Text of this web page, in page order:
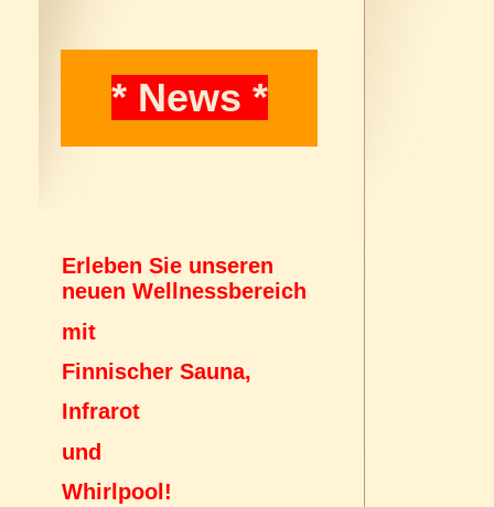
* News *
Erleben Sie unseren
neuen Wellnessbereich
mit
Finnischer Sauna,
Infrarot
und
Whirlpool!